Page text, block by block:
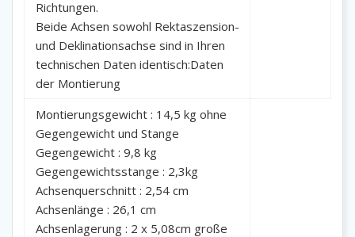
Richtungen.
Beide Achsen sowohl Rektaszension-
und Deklinationsachse sind in Ihren
technischen Daten identisch:Daten
der Montierung
Montierungsgewicht : 14,5 kg ohne
Gegengewicht und Stange
Gegengewicht : 9,8 kg
Gegengewichtsstange : 2,3kg
Achsenquerschnitt : 2,54 cm
Achsenlänge : 26,1 cm
Achsenlagerung : 2 x 5,08cm große